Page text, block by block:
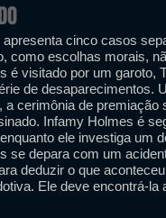
apresenta cinco casos
como escolhas morais,
é visitado por um garoto,
de desaparecimentos.
a cerimônia de
Infamy Holmes é
ele investiga um
se depara com um
deduzir o que
Ele deve encontrá-la